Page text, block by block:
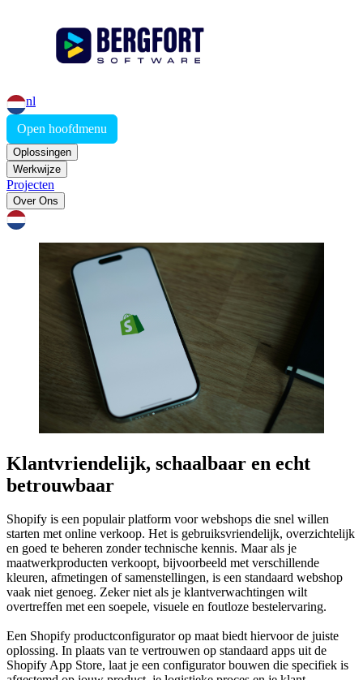
nl
Open hoofdmenu
Oplossingen
Werkwijze
Projecten
Over Ons
Klantvriendelijk, schaalbaar en echt
betrouwbaar
Shopify is een populair platform voor webshops die snel willen
starten met online verkoop. Het is gebruiksvriendelijk, overzichtelijk
en goed te beheren zonder technische kennis. Maar als je
maatwerkproducten verkoopt, bijvoorbeeld met verschillende
kleuren, afmetingen of samenstellingen, is een standaard webshop
vaak niet genoeg. Zeker niet als je klantverwachtingen wilt
overtreffen met een soepele, visuele en foutloze bestelervaring.
Een Shopify productconfigurator op maat biedt hiervoor de juiste
oplossing. In plaats van te vertrouwen op standaard apps uit de
Shopify App Store, laat je een configurator bouwen die specifiek is